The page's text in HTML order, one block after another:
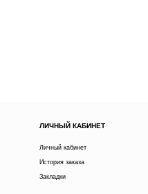
ЛИЧНЫЙ КАБИНЕТ
Личный кабинет
История заказа
Закладки